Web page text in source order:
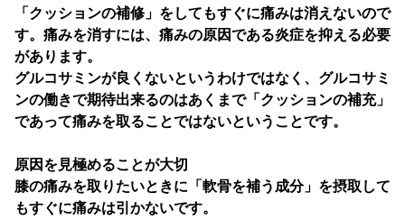
「クッションの補修」をしてもすぐに痛みは消えないので
す。痛みを消すには、痛みの原因である炎症を抑える必要
があります。
グルコサミンが良くないというわけではなく、グルコサミ
ンの働きで期待出来るのはあくまで「クッションの補充」
であって痛みを取ることではないということです。
原因を見極めることが大切
膝の痛みを取りたいときに「軟骨を補う成分」を摂取して
もすぐに痛みは引かないです。